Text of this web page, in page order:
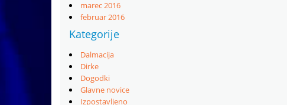
marec 2016
februar 2016
Kategorije
Dalmacija
Dirke
Dogodki
Glavne novice
Izpostavljeno